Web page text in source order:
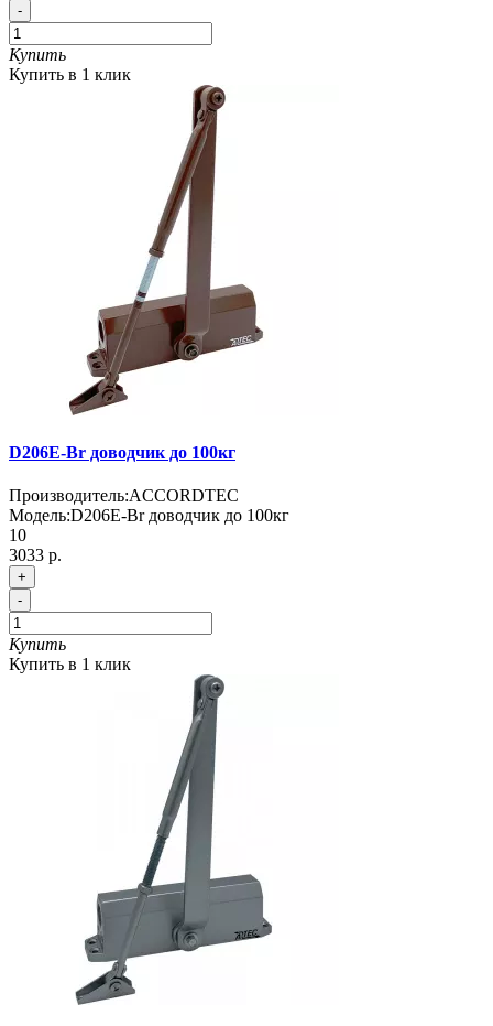
-
Купить
Купить в 1 клик
D206E-Br доводчик до 100кг
Производитель:ACCORDTEC
Модель:D206E-Br доводчик до 100кг
10
3033 р.
+
-
Купить
Купить в 1 клик